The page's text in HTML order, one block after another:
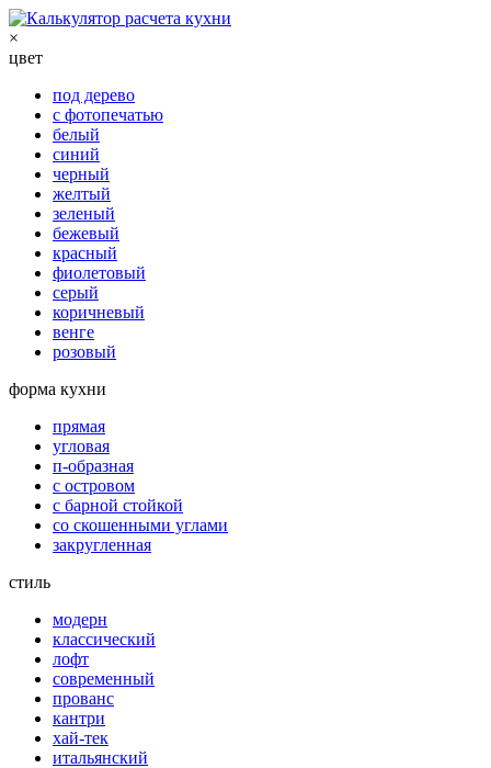
×
цвет
под дерево
с фотопечатью
белый
синий
черный
желтый
зеленый
бежевый
красный
фиолетовый
серый
коричневый
венге
розовый
форма кухни
прямая
угловая
п-образная
с островом
с барной стойкой
со скошенными углами
закругленная
стиль
модерн
классический
лофт
современный
прованс
кантри
хай-тек
итальянский